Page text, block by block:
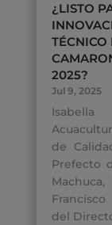
¿LISTO
TÉCNICO
2025?
Jul 9, 2025
Isabella
de
Prefecto
del